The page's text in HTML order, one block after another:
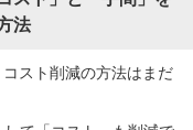
法
スト削減の方法はまだ